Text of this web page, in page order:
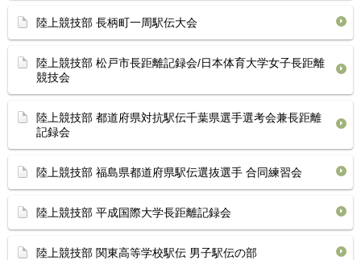
陸上競技部 長柄町一周駅伝大会
陸上競技部 松戸市長距離記録会/日本体育大学女子長距離
競技会
陸上競技部 都道府県対抗駅伝千葉県選手選考会兼長距離
記録会
陸上競技部 福島県都道府県駅伝選抜選手 合同練習会
陸上競技部 平成国際大学長距離記録会
陸上競技部 関東高等学校駅伝 男子駅伝の部